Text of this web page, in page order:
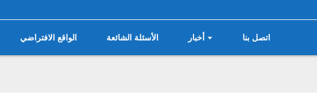
الواقع الافتراضي الأسئلة الشائعة أخبار اتصل بنا